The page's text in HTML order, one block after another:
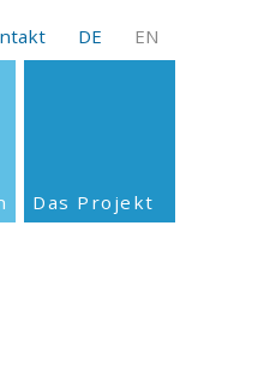
DE EN
Das Projekt